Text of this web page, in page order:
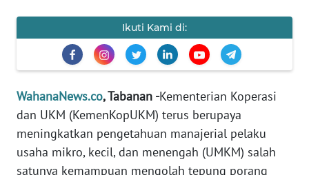
Ikuti Kami di:
WahanaNews.co, Tabanan -Kementerian Koperasi
dan UKM (KemenKopUKM) terus berupaya
meningkatkan pengetahuan manajerial pelaku
usaha mikro, kecil, dan menengah (UMKM) salah
satunya kemampuan mengolah tepung porang
EDITORIAL
BERITA
KONTAK
KAMI